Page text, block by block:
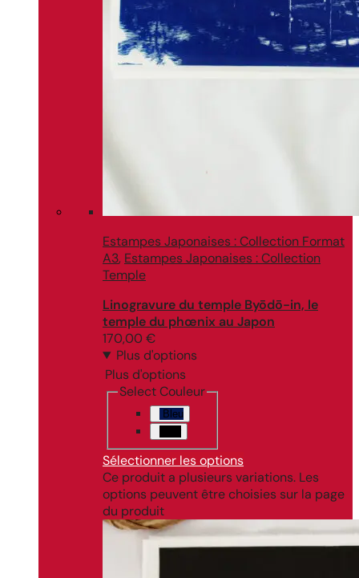
Estampes Japonaises : Collection Format
A3, Estampes Japonaises : Collection
Temple
Linogravure du temple Byōdō-in, le
temple du phœnix au Japon
170,00 €
Plus d'options
Plus d'options
Select Couleur
Bleu
Sélectionner les options
Ce produit a plusieurs variations. Les
options peuvent être choisies sur la page
du produit